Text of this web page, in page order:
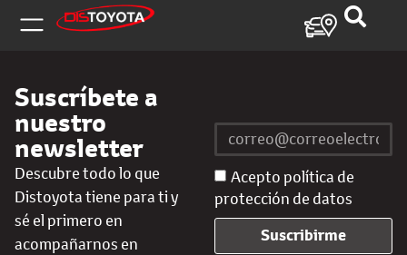
Suscríbete a
nuestro
newsletter
Descubre todo lo que
Distoyota tiene para ti y
sé el primero en
acompañarnos en
Acepto política de
protección de datos
Suscribirme